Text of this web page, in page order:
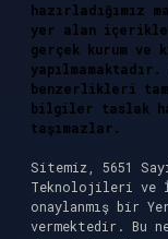
hazırladığımız
yer alan
gerçek kurum ve
benzerlikleri
bilgiler taslak
taşımazlar.
Sitemiz, 5651
Teknolojileri ve
onaylanmış bir
vermektedir. Bu